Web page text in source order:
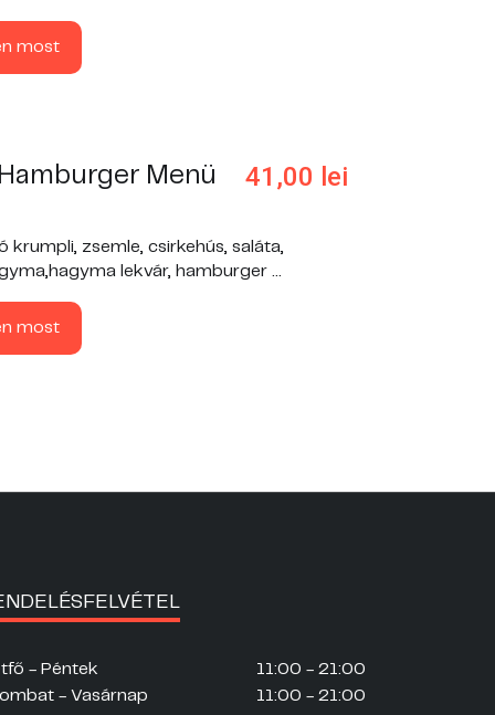
most
Menü 41,00 lei
krumpli, zsemle, csirkehús, saláta,
lekvár, hamburger ...
most
- Péntek
11:00 - 21:00
- Vasárnap
11:00 - 21:00